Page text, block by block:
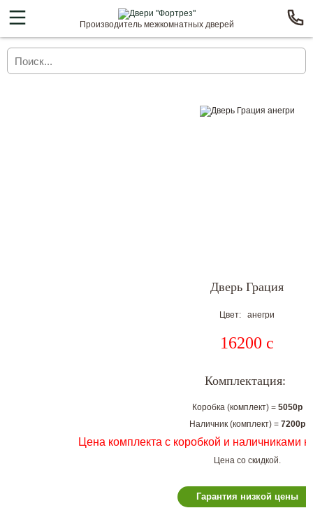
Производитель межкомнатных дверей
Дверь Грация
Цвет: анегри
16200 c
Комплектация:
Коробка (комплект) = 5050р
Наличник (комплект) = 7200р
Цена комплекта с коробкой и наличниками
Цена со скидкой.
Гарантия низкой цены